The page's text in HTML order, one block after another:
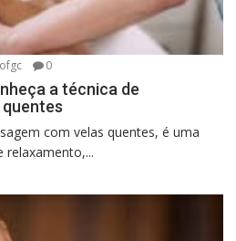
0
a técnica de
com velas quentes, é uma
relaxamento,...